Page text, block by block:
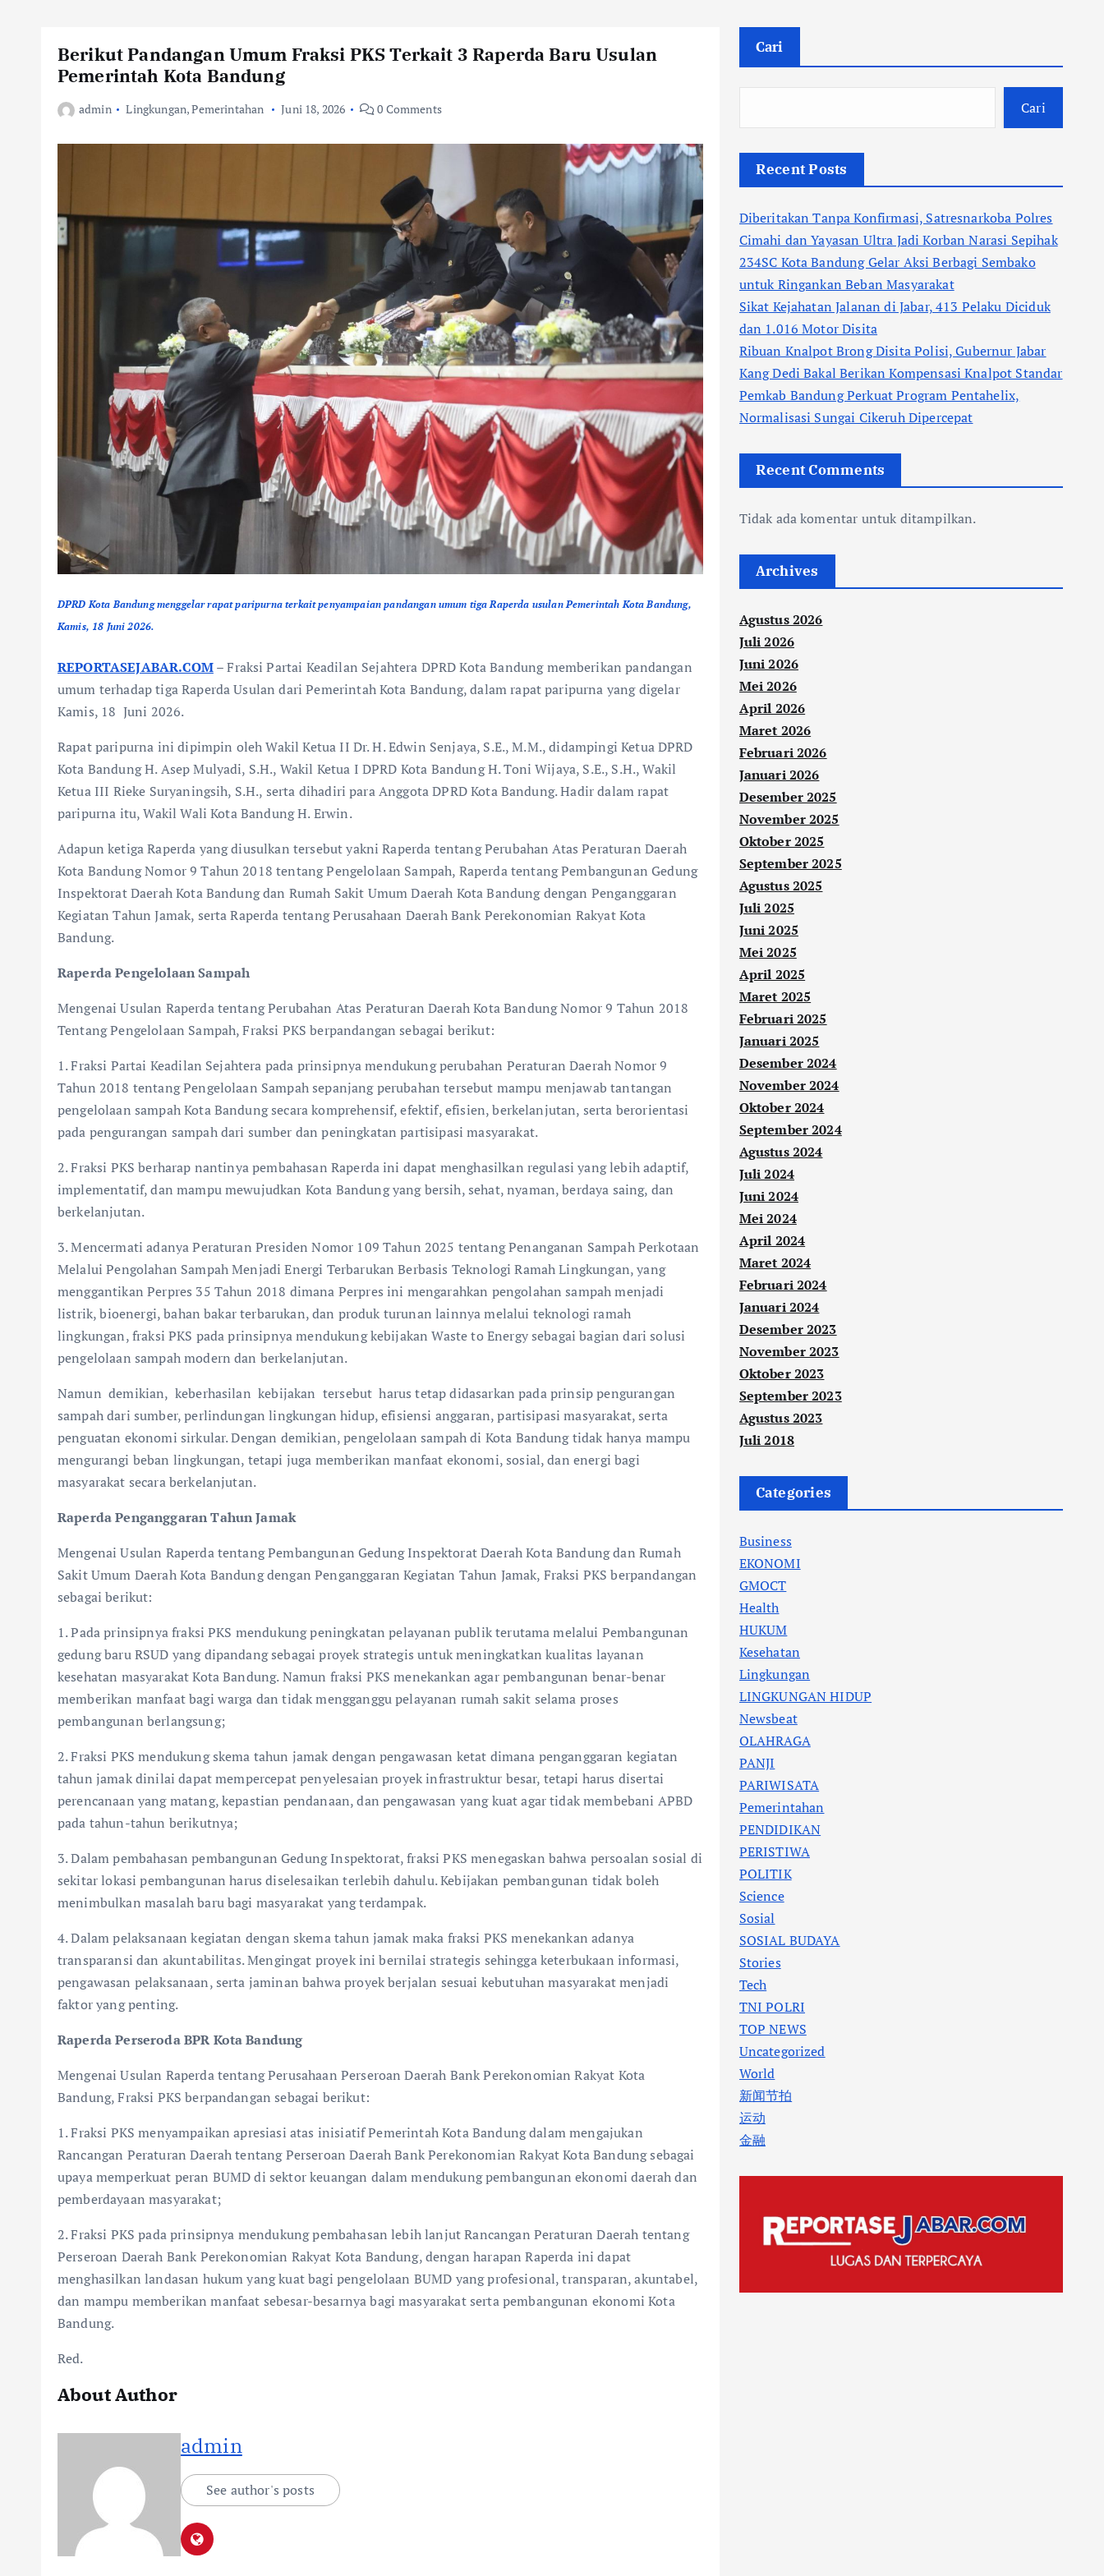
Berikut Pandangan Umum Fraksi PKS Terkait 3 Raperda Baru Usulan
Pemerintah Kota Bandung
admin Lingkungan,Pemerintahan Juni 18, 2026 0 Comments
DPRD Kota Bandung menggelar rapat paripurna terkait penyampaian pandangan umum tiga Raperda usulan Pemerintah Kota Bandung,
Kamis, 18 Juni 2026.
REPORTASEJABAR.COM– Fraksi Partai Keadilan Sejahtera DPRD Kota Bandung memberikan pandangan
umum terhadap tiga Raperda Usulan dari Pemerintah Kota Bandung, dalam rapat paripurna yang digelar
Kamis, 18 Juni 2026.
Rapat paripurna ini dipimpin oleh Wakil Ketua II Dr. H. Edwin Senjaya, S.E., M.M., didampingi Ketua DPRD
Kota Bandung H. Asep Mulyadi, S.H., Wakil Ketua I DPRD Kota Bandung H. Toni Wijaya, S.E., S.H., Wakil
Ketua III Rieke Suryaningsih, S.H., serta dihadiri para Anggota DPRD Kota Bandung. Hadir dalam rapat
paripurna itu, Wakil Wali Kota Bandung H. Erwin.
Adapun ketiga Raperda yang diusulkan tersebut yakni Raperda tentang Perubahan Atas Peraturan Daerah
Kota Bandung Nomor 9 Tahun 2018 tentang Pengelolaan Sampah, Raperda tentang Pembangunan Gedung
Inspektorat Daerah Kota Bandung dan Rumah Sakit Umum Daerah Kota Bandung dengan Penganggaran
Kegiatan Tahun Jamak, serta Raperda tentang Perusahaan Daerah Bank Perekonomian Rakyat Kota
Bandung.
Raperda Pengelolaan Sampah
Mengenai Usulan Raperda tentang Perubahan Atas Peraturan Daerah Kota Bandung Nomor 9 Tahun 2018
Tentang Pengelolaan Sampah, Fraksi PKS berpandangan sebagai berikut:
1. Fraksi Partai Keadilan Sejahtera pada prinsipnya mendukung perubahan Peraturan Daerah Nomor 9
Tahun 2018 tentang Pengelolaan Sampah sepanjang perubahan tersebut mampu menjawab tantangan
pengelolaan sampah Kota Bandung secara komprehensif, efektif, efisien, berkelanjutan, serta berorientasi
pada pengurangan sampah dari sumber dan peningkatan partisipasi masyarakat.
2. Fraksi PKS berharap nantinya pembahasan Raperda ini dapat menghasilkan regulasi yang lebih adaptif,
implementatif, dan mampu mewujudkan Kota Bandung yang bersih, sehat, nyaman, berdaya saing, dan
berkelanjutan.
3. Mencermati adanya Peraturan Presiden Nomor 109 Tahun 2025 tentang Penanganan Sampah Perkotaan
Melalui Pengolahan Sampah Menjadi Energi Terbarukan Berbasis Teknologi Ramah Lingkungan, yang
menggantikan Perpres 35 Tahun 2018 dimana Perpres ini mengarahkan pengolahan sampah menjadi
listrik, bioenergi, bahan bakar terbarukan, dan produk turunan lainnya melalui teknologi ramah
lingkungan, fraksi PKS pada prinsipnya mendukung kebijakan Waste to Energy sebagai bagian dari solusi
pengelolaan sampah modern dan berkelanjutan.
Namun demikian, keberhasilan kebijakan tersebut harus tetap didasarkan pada prinsip pengurangan
sampah dari sumber, perlindungan lingkungan hidup, efisiensi anggaran, partisipasi masyarakat, serta
penguatan ekonomi sirkular. Dengan demikian, pengelolaan sampah di Kota Bandung tidak hanya mampu
mengurangi beban lingkungan, tetapi juga memberikan manfaat ekonomi, sosial, dan energi bagi
masyarakat secara berkelanjutan.
Raperda Penganggaran Tahun Jamak
Mengenai Usulan Raperda tentang Pembangunan Gedung Inspektorat Daerah Kota Bandung dan Rumah
Sakit Umum Daerah Kota Bandung dengan Penganggaran Kegiatan Tahun Jamak, Fraksi PKS berpandangan
sebagai berikut:
1. Pada prinsipnya fraksi PKS mendukung peningkatan pelayanan publik terutama melalui Pembangunan
gedung baru RSUD yang dipandang sebagai proyek strategis untuk meningkatkan kualitas layanan
kesehatan masyarakat Kota Bandung. Namun fraksi PKS menekankan agar pembangunan benar-benar
memberikan manfaat bagi warga dan tidak mengganggu pelayanan rumah sakit selama proses
pembangunan berlangsung;
2. Fraksi PKS mendukung skema tahun jamak dengan pengawasan ketat dimana penganggaran kegiatan
tahun jamak dinilai dapat mempercepat penyelesaian proyek infrastruktur besar, tetapi harus disertai
perencanaan yang matang, kepastian pendanaan, dan pengawasan yang kuat agar tidak membebani APBD
pada tahun-tahun berikutnya;
3. Dalam pembahasan pembangunan Gedung Inspektorat, fraksi PKS menegaskan bahwa persoalan sosial di
sekitar lokasi pembangunan harus diselesaikan terlebih dahulu. Kebijakan pembangunan tidak boleh
menimbulkan masalah baru bagi masyarakat yang terdampak.
4. Dalam pelaksanaan kegiatan dengan skema tahun jamak maka fraksi PKS menekankan adanya
transparansi dan akuntabilitas. Mengingat proyek ini bernilai strategis sehingga keterbukaan informasi,
pengawasan pelaksanaan, serta jaminan bahwa proyek berjalan sesuai kebutuhan masyarakat menjadi
faktor yang penting.
Raperda Perseroda BPR Kota Bandung
Mengenai Usulan Raperda tentang Perusahaan Perseroan Daerah Bank Perekonomian Rakyat Kota
Bandung, Fraksi PKS berpandangan sebagai berikut:
1. Fraksi PKS menyampaikan apresiasi atas inisiatif Pemerintah Kota Bandung dalam mengajukan
Rancangan Peraturan Daerah tentang Perseroan Daerah Bank Perekonomian Rakyat Kota Bandung sebagai
upaya memperkuat peran BUMD di sektor keuangan dalam mendukung pembangunan ekonomi daerah dan
pemberdayaan masyarakat;
2. Fraksi PKS pada prinsipnya mendukung pembahasan lebih lanjut Rancangan Peraturan Daerah tentang
Perseroan Daerah Bank Perekonomian Rakyat Kota Bandung, dengan harapan Raperda ini dapat
menghasilkan landasan hukum yang kuat bagi pengelolaan BUMD yang profesional, transparan, akuntabel,
dan mampu memberikan manfaat sebesar-besarnya bagi masyarakat serta pembangunan ekonomi Kota
Bandung.
Red.
About Author
admin
See author's posts
Cari
Cari
Recent Posts
Diberitakan Tanpa Konfirmasi, Satresnarkoba Polres
Cimahi dan Yayasan Ultra Jadi Korban Narasi Sepihak
234SC Kota Bandung Gelar Aksi Berbagi Sembako
untuk Ringankan Beban Masyarakat
Sikat Kejahatan Jalanan di Jabar, 413 Pelaku Diciduk
dan 1.016 Motor Disita
Ribuan Knalpot Brong Disita Polisi, Gubernur Jabar
Kang Dedi Bakal Berikan Kompensasi Knalpot Standar
Pemkab Bandung Perkuat Program Pentahelix,
Normalisasi Sungai Cikeruh Dipercepat
Recent Comments
Tidak ada komentar untuk ditampilkan.
Archives
Agustus 2026
Juli 2026
Juni 2026
Mei 2026
April 2026
Maret 2026
Februari 2026
Januari 2026
Desember 2025
November 2025
Oktober 2025
September 2025
Agustus 2025
Juli 2025
Juni 2025
Mei 2025
April 2025
Maret 2025
Februari 2025
Januari 2025
Desember 2024
November 2024
Oktober 2024
September 2024
Agustus 2024
Juli 2024
Juni 2024
Mei 2024
April 2024
Maret 2024
Februari 2024
Januari 2024
Desember 2023
November 2023
Oktober 2023
September 2023
Agustus 2023
Juli 2018
Categories
Business
EKONOMI
GMOCT
Health
HUKUM
Kesehatan
Lingkungan
LINGKUNGAN HIDUP
Newsbeat
OLAHRAGA
PANJI
PARIWISATA
Pemerintahan
PENDIDIKAN
PERISTIWA
POLITIK
Science
Sosial
SOSIAL BUDAYA
Stories
Tech
TNI POLRI
TOP NEWS
Uncategorized
World
新闻节拍
运动
金融